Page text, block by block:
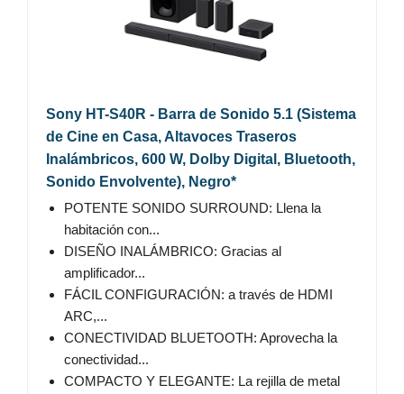
Sony HT-S40R - Barra de Sonido 5.1 (Sistema
de Cine en Casa, Altavoces Traseros
Inalámbricos, 600 W, Dolby Digital, Bluetooth,
Sonido Envolvente), Negro*
POTENTE SONIDO SURROUND: Llena la
habitación con...
DISEÑO INALÁMBRICO: Gracias al
amplificador...
FÁCIL CONFIGURACIÓN: a través de HDMI
ARC,...
CONECTIVIDAD BLUETOOTH: Aprovecha la
conectividad...
COMPACTO Y ELEGANTE: La rejilla de metal